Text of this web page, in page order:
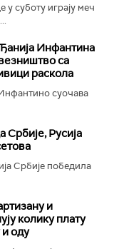
суботу играју меч
Инфантина
са
раскола
суочава
Србије, Русија
Србије победила
и
колику плату
оду